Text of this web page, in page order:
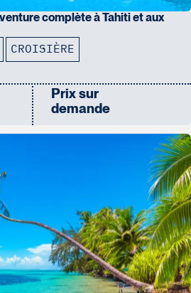
complète à Tahiti et aux
CROISIÈRE
Prix sur
demande